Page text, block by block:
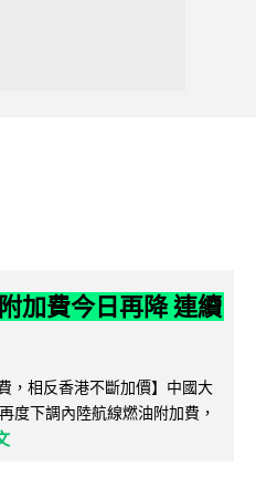
加費今日再降 連續
，相反香港不斷加價】中國大
度下調內陸航線燃油附加費，